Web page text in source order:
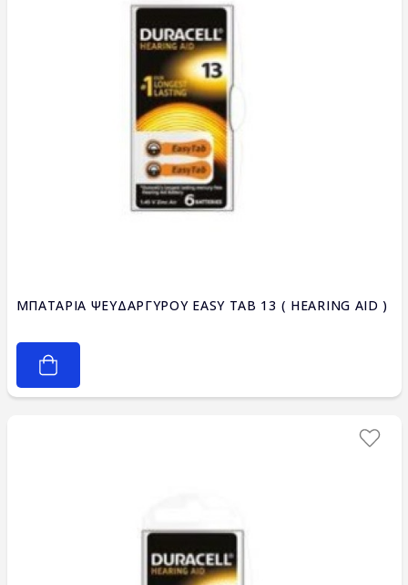
ΜΠΑΤΑΡΙΑ ΨΕΥΔΑΡΓΥΡΟΥ EASY TAB 13 ( HEARING AID )